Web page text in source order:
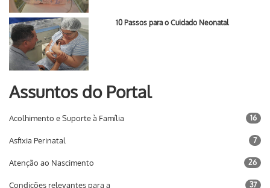
10 Passos para o Cuidado Neonatal
Assuntos do Portal
Acolhimento e Suporte à Família 16
Asfixia Perinatal 7
Atenção ao Nascimento 26
Condições relevantes para a
37